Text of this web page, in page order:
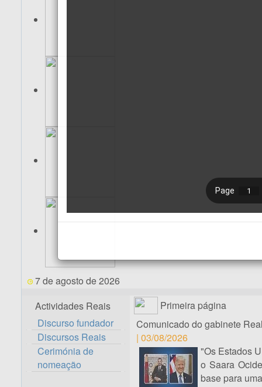
7 de agosto de 2026
Actividades Reais
Discurso fundador
Discursos Reais
Cerimónia de
nomeação
Primeira página
Comunicado do gabinete
| 03/08/2026
"Os Estados
o Saara
base para